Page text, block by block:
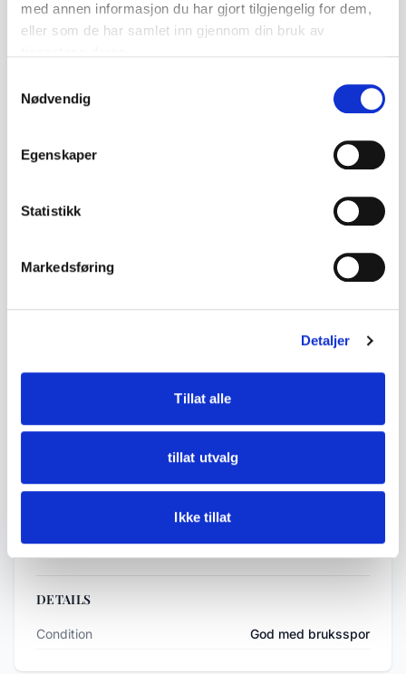
med annen informasjon du har gjort tilgjengelig for dem,
eller som de har samlet inn gjennom din bruk av
Nødvendig
Egenskaper
Statistikk
Markedsføring
Detaljer
Tillat alle
tillat utvalg
Ikke tillat
Description
filigree work and silver beads. The pendant is
stamped 925 and features open, detailed
• Cross-shaped pendant
• No stone, the centre consists of silver
• Likely dating from the 1900s
Good condition, some age-related wear and
light signs of use.
See photos for details.
DETAILS
Condition God med bruksspor